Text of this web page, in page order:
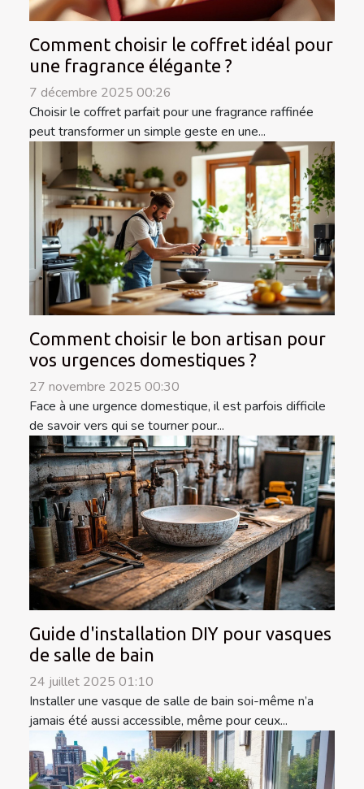
Comment choisir le coffret idéal pour
une fragrance élégante ?
7 décembre 2025 00:26
Choisir le coffret parfait pour une fragrance raffinée
peut transformer un simple geste en une...
Comment choisir le bon artisan pour
vos urgences domestiques ?
27 novembre 2025 00:30
Face à une urgence domestique, il est parfois difficile
de savoir vers qui se tourner pour...
Guide d'installation DIY pour vasques
de salle de bain
24 juillet 2025 01:10
Installer une vasque de salle de bain soi-même n’a
jamais été aussi accessible, même pour ceux...